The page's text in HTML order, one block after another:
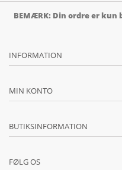
BEMÆRK: Din ordre er
INFORMATION
MIN KONTO
BUTIKSINFORMATION
FØLG OS